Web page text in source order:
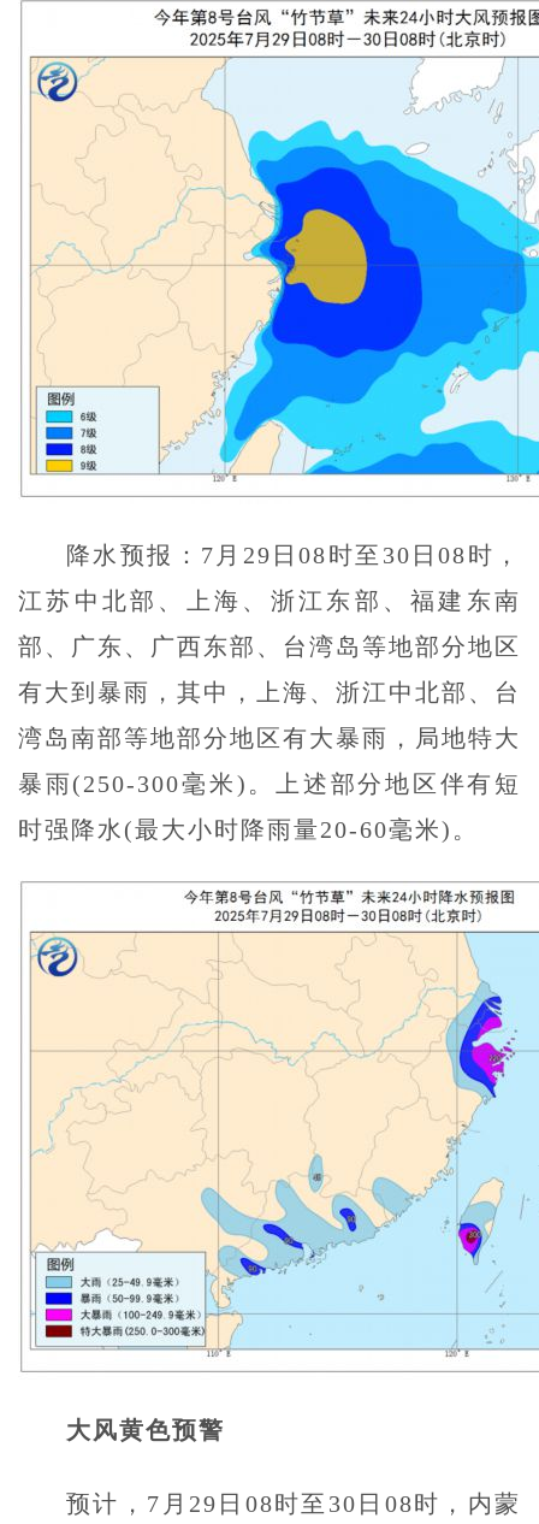
降水预报：7月29日08时至30日08时，
江苏中北部、上海、浙江东部、福建东南
部、广东、广西东部、台湾岛等地部分地区
有大到暴雨，其中，上海、浙江中北部、台
湾岛南部等地部分地区有大暴雨，局地特大
暴雨(250-300毫米)。上述部分地区伴有短
时强降水(最大小时降雨量20-60毫米)。
大风黄色预警
预计，7月29日08时至30日08时，内蒙